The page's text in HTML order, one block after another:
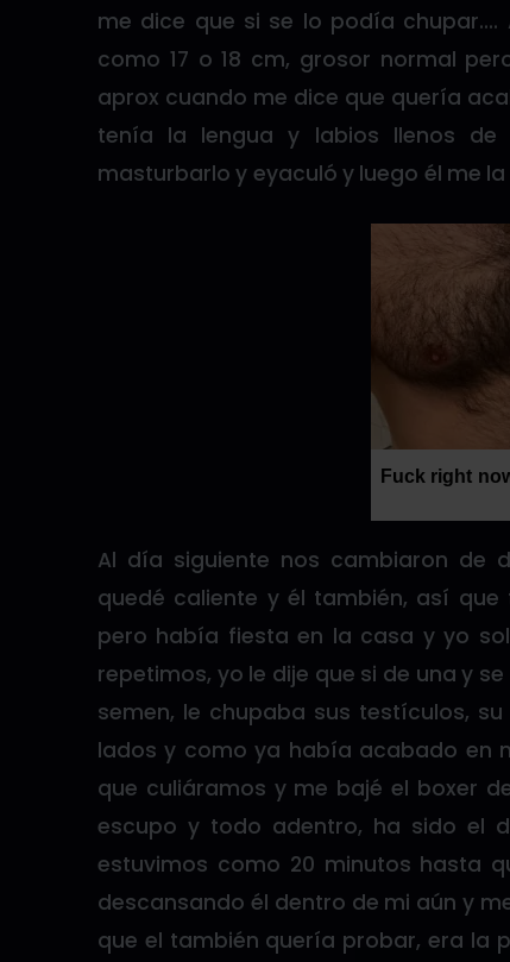
me dice que si se lo podía
como 17 o 18 cm, grosor normal
aprox cuando me dice que quería
tenía la lengua y labios llenos
masturbarlo y eyaculó y luego él me
Fuck right
Al día siguiente nos cambiaron de
quedé caliente y él también, así
pero había fiesta en la casa y yo
repetimos, yo le dije que si de una y
semen, le chupaba sus testículos,
lados y como ya había acabado en
que culiáramos y me bajé el boxer
escupo y todo adentro, ha sido el
estuvimos como 20 minutos hasta
descansando él dentro de mi aún y
que el también quería probar, era la